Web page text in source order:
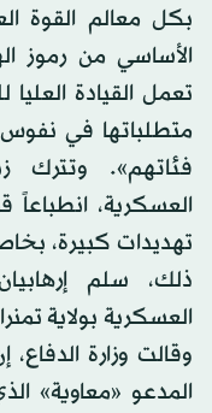
بكل معالم القوة
الأساسي من رموز
تعمل القيادة
متطلباتها في نفوس
فئاتهم». وتترك
العسكرية،
تهديدات كبيرة،
ذلك، سلم
العسكرية بولاية
وقالت وزارة
المدعو «معاوية»